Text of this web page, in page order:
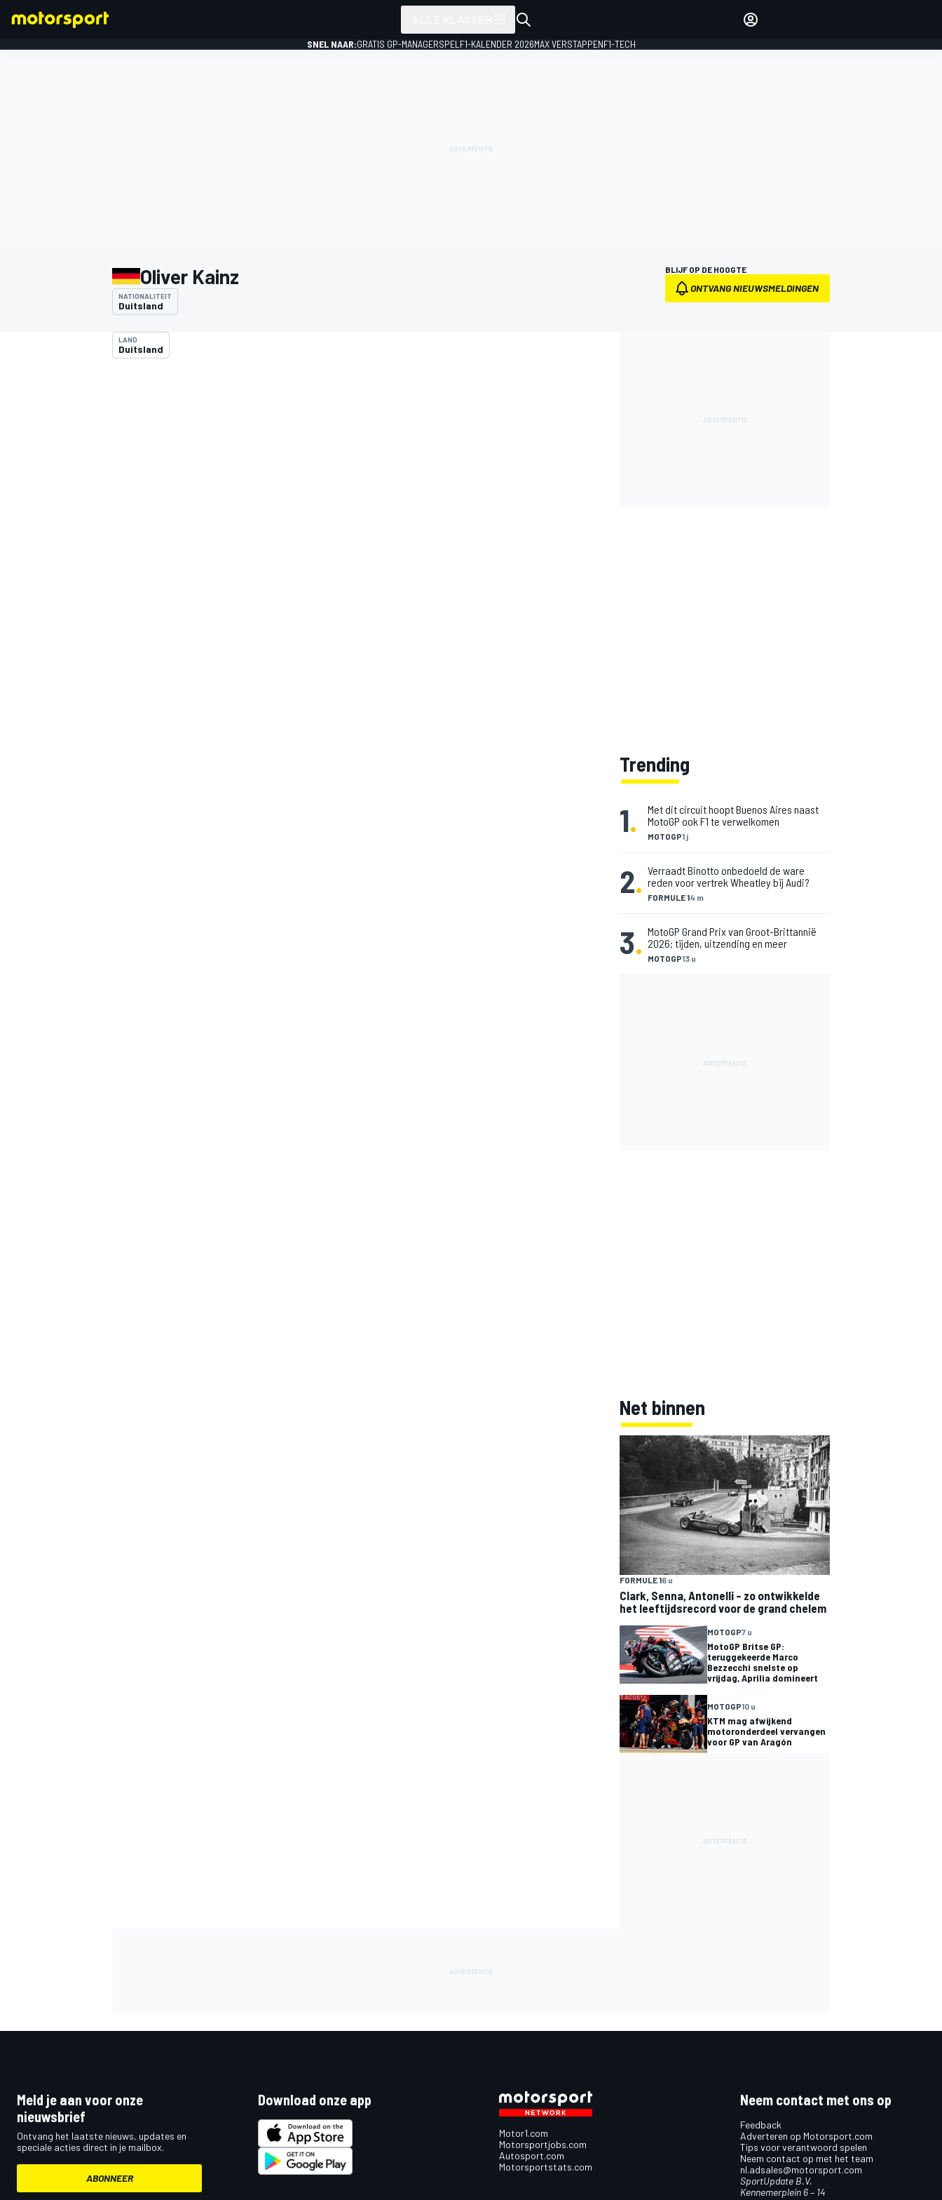
SNEL NAAR:GRATIS GP-MANAGERSPEL F1-KALENDER 2026MAX VERSTAPPENF1-TECH
Oliver Kainz
NATIONALITEIT
Duitsland
BLIJF OP DE HOOGTE
ONTVANG NIEUWSMELDINGEN
LAND
Duitsland
Trending
1. MOTOGP1 j
Met dit circuit hoopt Buenos Aires naast
MotoGP ook F1 te verwelkomen
2. FORMULE 14 m
Verraadt Binotto onbedoeld de ware
reden voor vertrek Wheatley bij Audi?
3. MOTOGP13 u
MotoGP Grand Prix van Groot-Brittannië
2026: tijden, uitzending en meer
Net binnen
FORMULE 16 u
Clark, Senna, Antonelli – zo ontwikkelde
het leeftijdsrecord voor de grand chelem
MOTOGP7 u
MotoGP Britse GP:
teruggekeerde Marco
Bezzecchi snelste op
vrijdag, Aprilia domineert
MOTOGP10 u
KTM mag afwijkend
motoronderdeel vervangen
voor GP van Aragón
Meld je aan voor onze
nieuwsbrief
Ontvang het laatste nieuws, updates en
speciale acties direct in je mailbox.
ABONNEER
Download onze app
Motor1.com
Motorsportjobs.com
Autosport.com
Motorsportstats.com
Neem contact met ons op
Feedback
Adverteren op Motorsport.com
Tips voor verantwoord spelen
Neem contact op met het team
nl.adsales@motorsport.com
SportUpdate B.V.
Kennemerplein 6 – 14